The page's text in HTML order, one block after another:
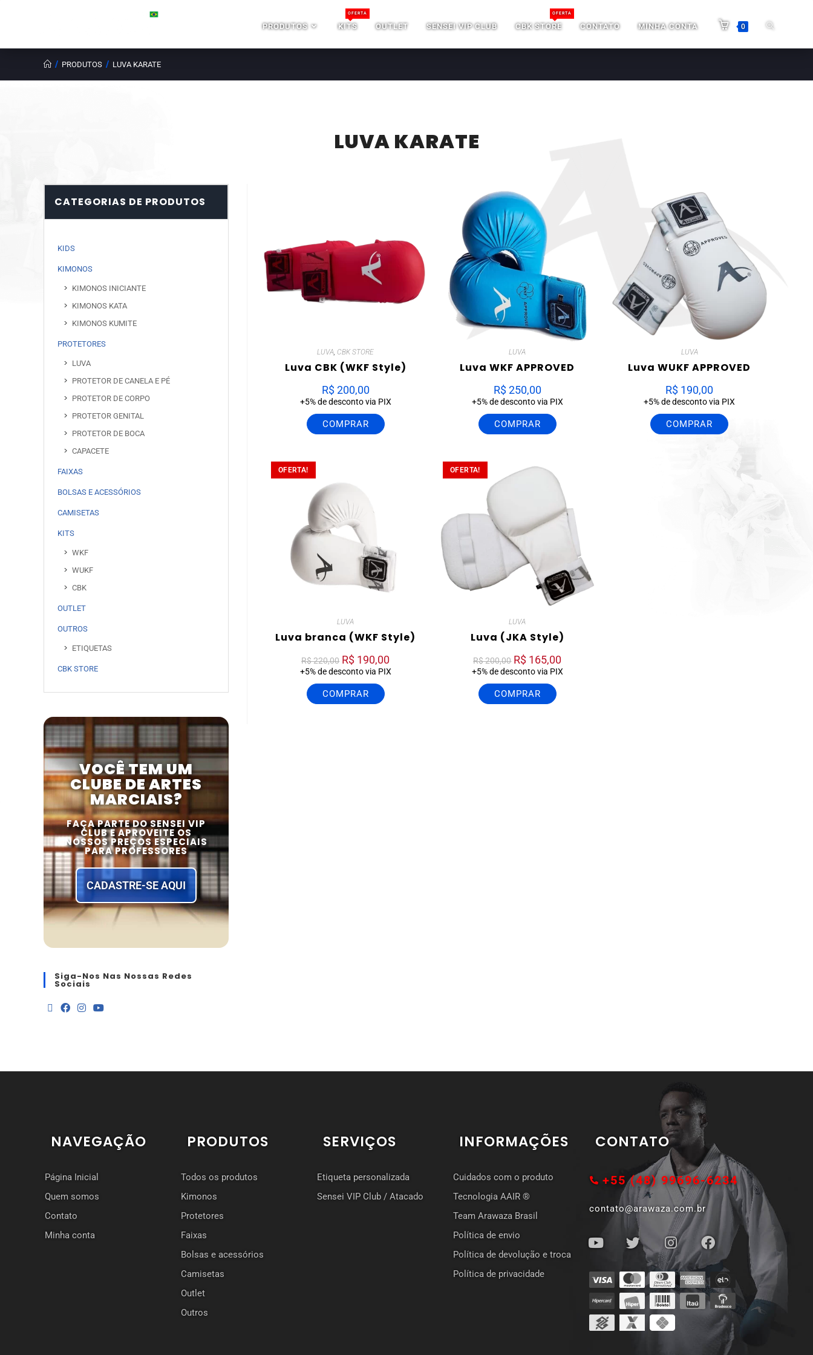
PRODUTOS KITS
OFERTA
OUTLET SENSEI VIP CLUB CBK STORE
OFERTA
CONTATO MINHA CONTA 0
LUVA KARATE
/ PRODUTOS / LUVA KARATE
LUVA CBK STORE
Luva CBK (WKF Style)
R$200,00
+5% de desconto via PIX
COMPRAR
LUVA
Luva WKF APPROVED
R$250,00
+5% de desconto via PIX
COMPRAR
LUVA
Luva WUKF APPROVED
R$ 190,00
+5% de desconto via PIX
COMPRAR
OFERTA!
LUVA
Luva branca (WKF Style)
R$220,00 R$ 190,00
+5% de desconto via PIX
COMPRAR
OFERTA!
LUVA
Luva (JKA Style)
R$200,00 R$ 165,00
+5% de desconto via PIX
COMPRAR
CATEGORIAS DE PRODUTOS
KIDS
KIMONOS
KIMONOS INICIANTE
KIMONOS KATA
KIMONOS KUMITE
PROTETORES
LUVA
PROTETOR DE CANELA E PÉ
PROTETOR DE CORPO
PROTETOR GENITAL
PROTETOR DE BOCA
CAPACETE
FAIXAS
BOLSAS E ACESSÓRIOS
CAMISETAS
KITS
WKF
WUKF
CBK
OUTLET
OUTROS
ETIQUETAS
CBK STORE
VOCÊ TEM UM
CLUBE DE ARTES
MARCIAIS?
FAÇA PARTE DO SENSEI VIP
CLUB E APROVEITE OS
NOSSOS PREÇOS ESPECIAIS
PARA PROFESSORES
CADASTRE-SE AQUI
Siga-Nos Nas Nossas Redes
Sociais
NAVEGAÇÃO
Página Inicial
Quem somos
Contato
Minha conta
PRODUTOS
Todos os produtos
Kimonos
Protetores
Faixas
Bolsas e acessórios
Camisetas
Outlet
Outros
SERVIÇOS
Etiqueta personalizada
Sensei VIP Club / Atacado
INFORMAÇÕES
Cuidados com o produto
Tecnologia AAIR ®
Team Arawaza Brasil
Política de envio
Política de devolução e troca
Política de privacidade
CONTATO
+55 (48) 99696-6234
contato@arawaza.com.br